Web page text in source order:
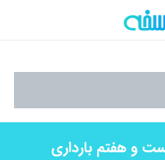
و هفتم بارداری